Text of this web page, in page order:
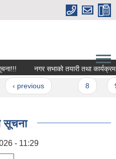
नगर सभाको तयारी तथा कार्यक्रम
‹ previous
सूचना
- 11:29